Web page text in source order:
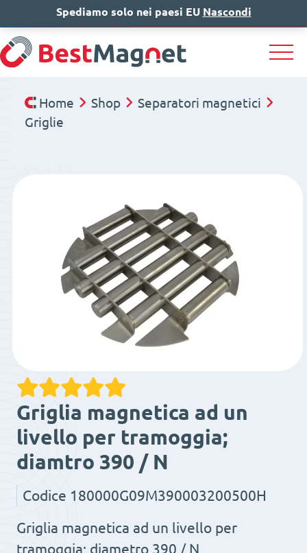
IT EN DE
Home Shop
Separatori magnetici
Griglie
Griglia magnetica ad un
livello per tramoggia;
diamtro 390 / N
Codice 180000G09M390003200500H
Griglia magnetica ad un livello per
tramoggia; diametro 390 / N
Spediamo solo nei paesi EU Nascondi